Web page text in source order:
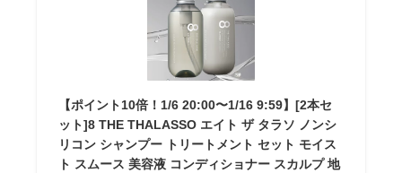
【ポイント10倍！1/6 20:00〜1/16 9:59】[2本セ
ット]8 THE THALASSO エイト ザ タラソ ノンシ
リコン シャンプー トリートメント セット モイス
ト スムース 美容液 コンディショナー スカルプ 地